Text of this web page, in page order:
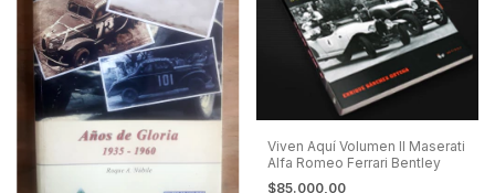
Viven Aquí Volumen II Maserati
Alfa Romeo Ferrari Bentley
$85.000,00